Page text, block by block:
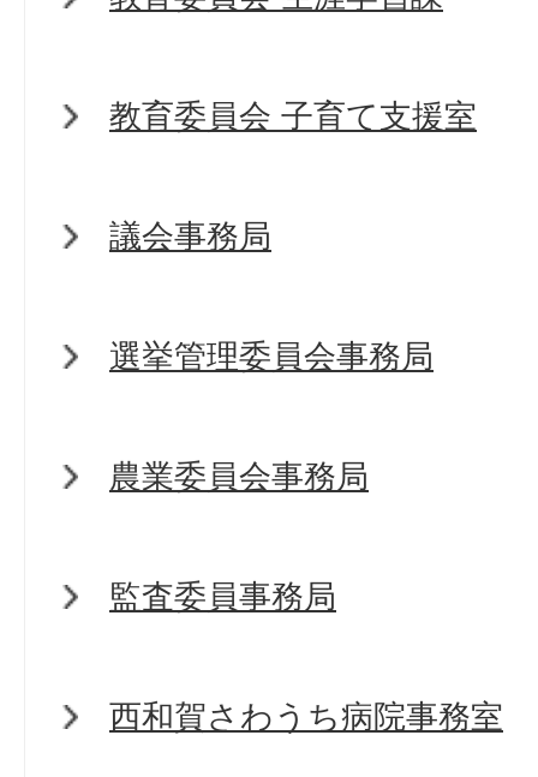
教育委員会 子育て支援室
議会事務局
選挙管理委員会事務局
農業委員会事務局
監査委員事務局
西和賀さわうち病院事務室